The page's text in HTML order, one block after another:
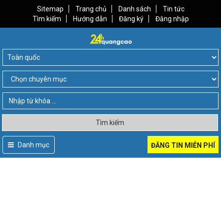
Sitemap Trang chủ Danh sách
Tin tức
Tìm kiếm
Hướng dẫn Đăng ký Đăng nhập
Tìm kiếm
Danh mục ĐĂNG TIN MIỄN PHÍ